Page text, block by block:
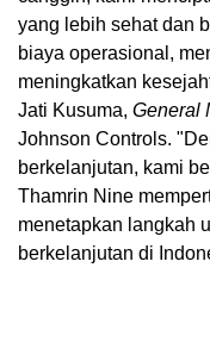
yang lebih sehat dan
biaya operasional,
meningkatkan
Jati Kusuma, General
Johnson Controls.
berkelanjutan, kami
Thamrin Nine
menetapkan langkah
berkelanjutan di